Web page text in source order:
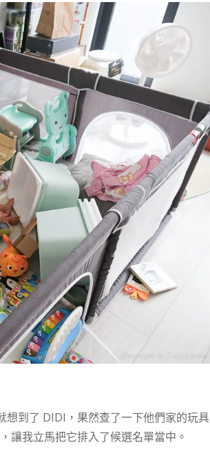
想到了 DIDI，果然查了一下他們家的玩具
讓我立馬把它排入了候選名單當中。